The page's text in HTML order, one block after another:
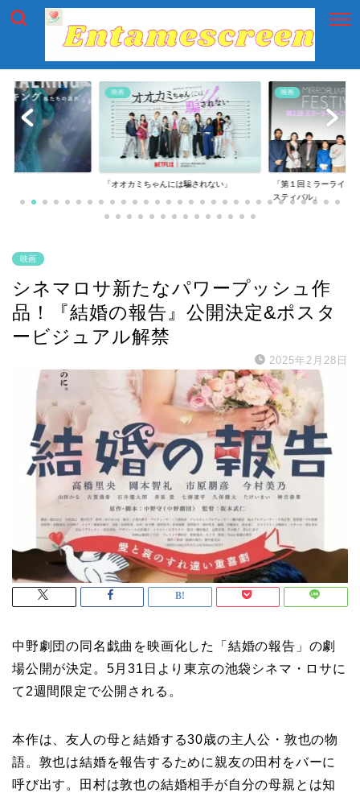
映画
「第１回ミラーライアーフィルムズ・フェ
映画
「第一回横浜国際映画
映画
シネマロサ新たなパワープッシュ作
品！『結婚の報告』公開決定&ポスタ
ービジュアル解禁
2025年2月28日
中野劇団の同名戯曲を映画化した「 結婚の報告」の劇
場公開が決定。5月31日より東京の池袋シネマ・ロサに
て2週間限定で公開される。
本作は、友人の母と結婚する30歳の主人公・敦也の物
語。敦也は結婚を報告するために親友の田村をバーに
呼び出す。田村は敦也の結婚相手が自分の母親とは知